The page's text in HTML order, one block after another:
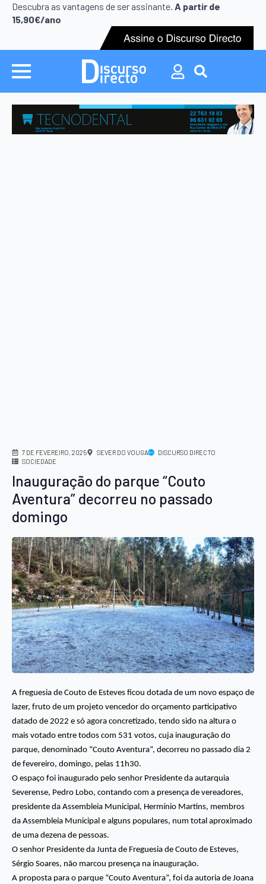
Descubra as vantagens de ser assinante. A partir de
15,90€/ano
Search
for:
Search
7 DE FEVEREIRO, 2025 SEVER DO VOUGA
DISCURSO DIRECTO
SOCIEDADE
Inauguração do parque “Couto
Aventura” decorreu no passado
domingo
A freguesia de Couto de Esteves ficou dotada de um novo espaço de
lazer, fruto de um projeto vencedor do orçamento participativo
datado de 2022 e só agora concretizado, tendo sido na altura o
mais votado entre todos com 531 votos, cuja inauguração do
parque, denominado “Couto Aventura”, decorreu no passado dia 2
de fevereiro, domingo, pelas 11h30.
O espaço foi inaugurado pelo senhor Presidente da autarquia
Severense, Pedro Lobo, contando com a presença de vereadores,
presidente da Assembleia Municipal, Hermínio Martins, membros
da Assembleia Municipal e alguns populares, num total aproximado
de uma dezena de pessoas.
O senhor Presidente da Junta de Freguesia de Couto de Esteves,
Sérgio Soares, não marcou presença na inauguração.
A proposta para o parque “Couto Aventura”, foi da autoria de Joana